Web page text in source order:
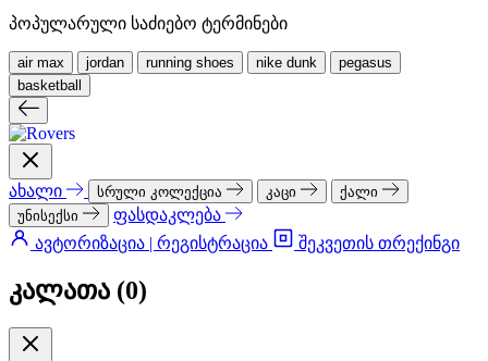
პოპულარული საძიებო ტერმინები
air max jordan running shoes nike dunk
pegasus
basketball
ახალი სრული კოლექცია კაცი
ქალი
უნისექსი
ფასდაკლება
ავტორიზაცია | რეგისტრაცია
შეკვეთის თრექინგი
კალათა (0)